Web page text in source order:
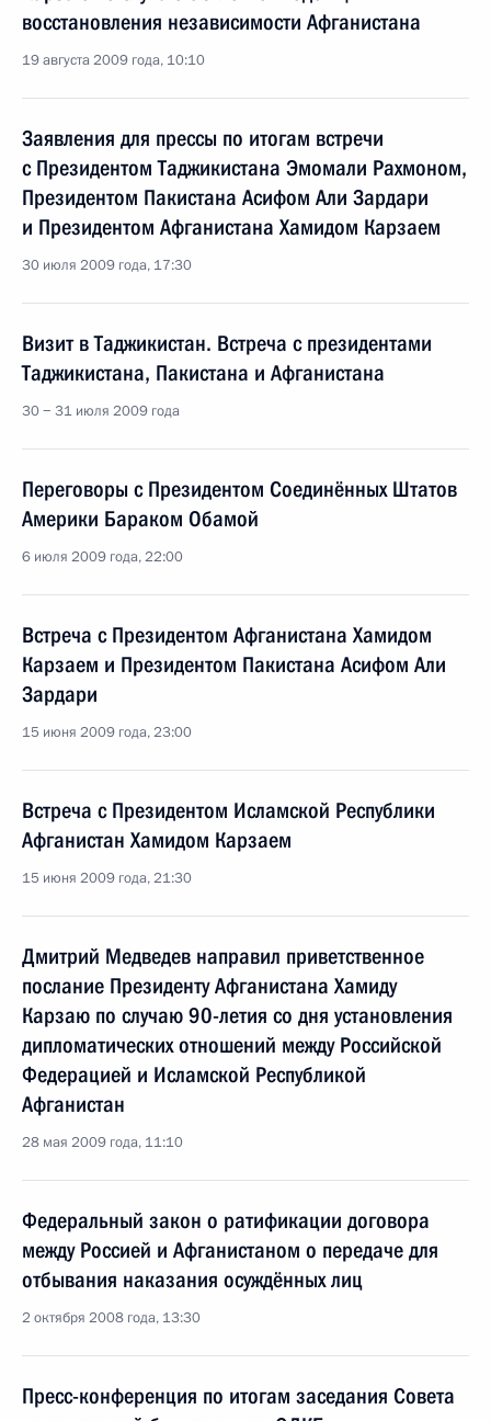
восстановления независимости Афганистана
19 августа 2009 года, 10:10
Заявления для прессы по итогам встречи
с Президентом Таджикистана Эмомали Рахмоном,
Президентом Пакистана Асифом Али Зардари
и Президентом Афганистана Хамидом Карзаем
30 июля 2009 года, 17:30
Визит в Таджикистан. Встреча с президентами
Таджикистана, Пакистана и Афганистана
30 − 31 июля 2009 года
Переговоры с Президентом Соединённых Штатов
Америки Бараком Обамой
6 июля 2009 года, 22:00
Встреча с Президентом Афганистана Хамидом
Карзаем и Президентом Пакистана Асифом Али
Зардари
15 июня 2009 года, 23:00
Встреча с Президентом Исламской Республики
Афганистан Хамидом Карзаем
15 июня 2009 года, 21:30
Дмитрий Медведев направил приветственное
послание Президенту Афганистана Хамиду
Карзаю по случаю 90-летия со дня установления
дипломатических отношений между Российской
Федерацией и Исламской Республикой
Афганистан
28 мая 2009 года, 11:10
Федеральный закон о ратификации договора
между Россией и Афганистаном о передаче для
отбывания наказания осуждённых лиц
2 октября 2008 года, 13:30
Пресс-конференция по итогам заседания Совета